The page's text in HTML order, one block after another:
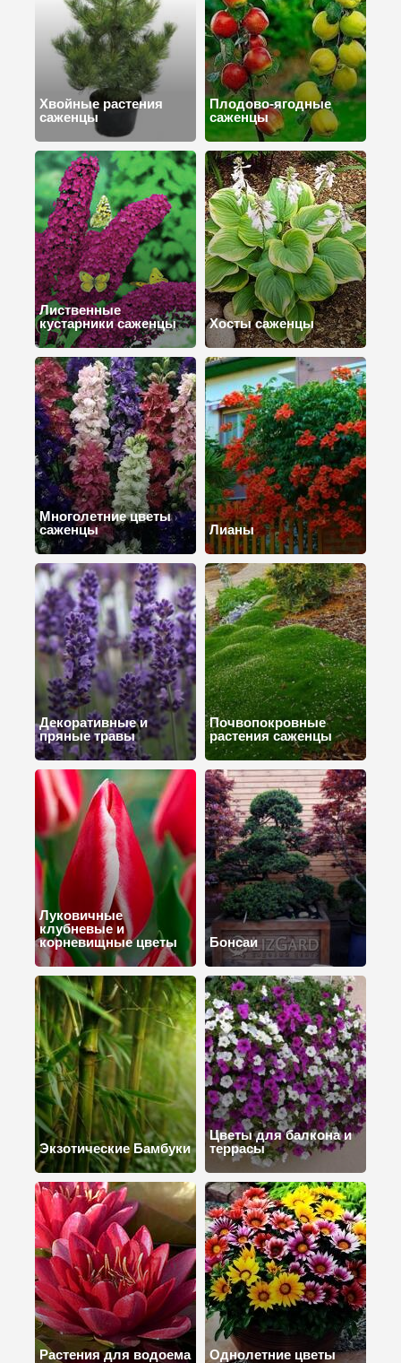
Хвойные растения
саженцы
Плодово-ягодные
саженцы
Лиственные
кустарники саженцы
Хосты саженцы
Многолетние цветы
саженцы
Лианы
Декоративные и
пряные травы
Почвопокровные
растения саженцы
Луковичные
клубневые и
корневищные цветы
Бонсаи
Экзотические Бамбуки
Цветы для балкона и
террасы
Растения для водоема Однолетние цветы